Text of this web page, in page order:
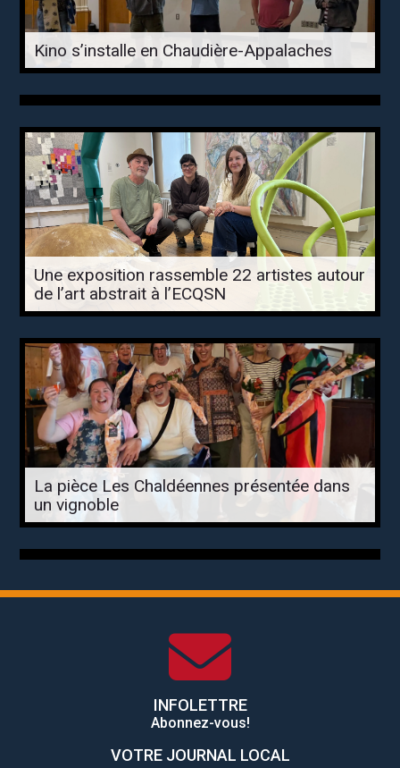
Kino s’installe en Chaudière-Appalaches
Une exposition rassemble 22 artistes autour
de l’art abstrait à l’ECQSN
La pièce Les Chaldéennes présentée dans
un vignoble
INFOLETTRE
Abonnez-vous!
VOTRE JOURNAL LOCAL